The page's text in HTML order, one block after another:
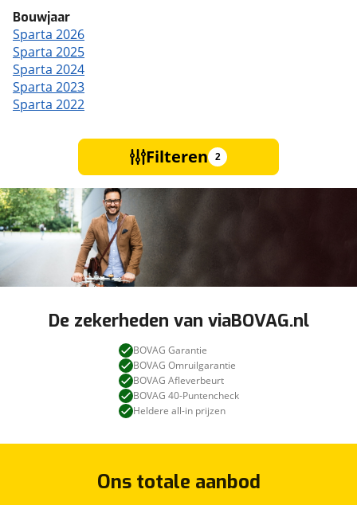
Bouwjaar
Sparta 2026
Sparta 2025
Sparta 2024
Sparta 2023
Sparta 2022
Filteren 2
De zekerheden van viaBOVAG.nl
BOVAG Garantie
BOVAG Omruilgarantie
BOVAG Afleverbeurt
BOVAG 40-Puntencheck
Heldere all-in prijzen
Ons totale aanbod